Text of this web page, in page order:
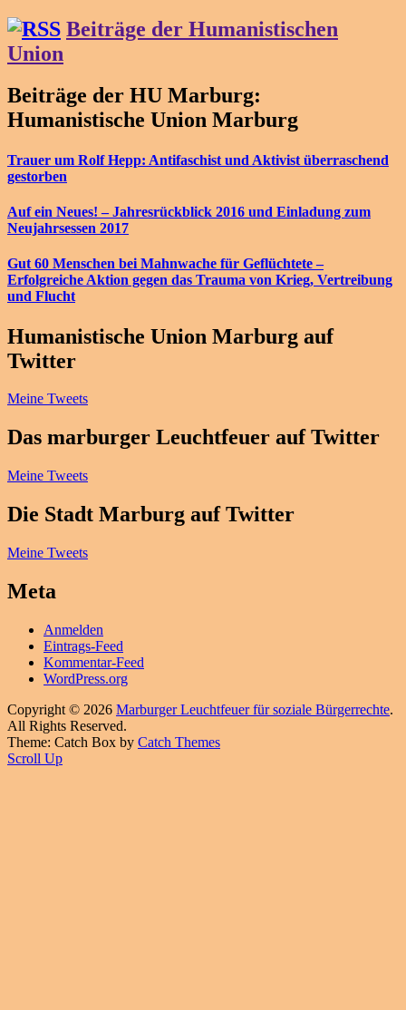
Beiträge der Humanistischen
Union
Beiträge der HU Marburg:
Humanistische Union Marburg
Trauer um Rolf Hepp: Antifaschist und Aktivist überraschend
gestorben
Auf ein Neues! – Jahresrückblick 2016 und Einladung zum
Neujahrsessen 2017
Gut 60 Menschen bei Mahnwache für Geflüchtete –
Erfolgreiche Aktion gegen das Trauma von Krieg, Vertreibung
und Flucht
Humanistische Union Marburg auf
Twitter
Meine Tweets
Das marburger Leuchtfeuer auf Twitter
Meine Tweets
Die Stadt Marburg auf Twitter
Meine Tweets
Meta
Anmelden
Eintrags-Feed
Kommentar-Feed
WordPress.org
Copyright © 2026 Marburger Leuchtfeuer für soziale Bürgerrechte.
All Rights Reserved.
Theme: Catch Box by Catch Themes
Scroll Up